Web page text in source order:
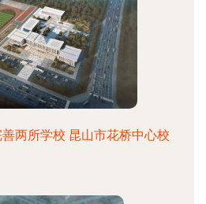
两所学校 昆山市花桥中心校